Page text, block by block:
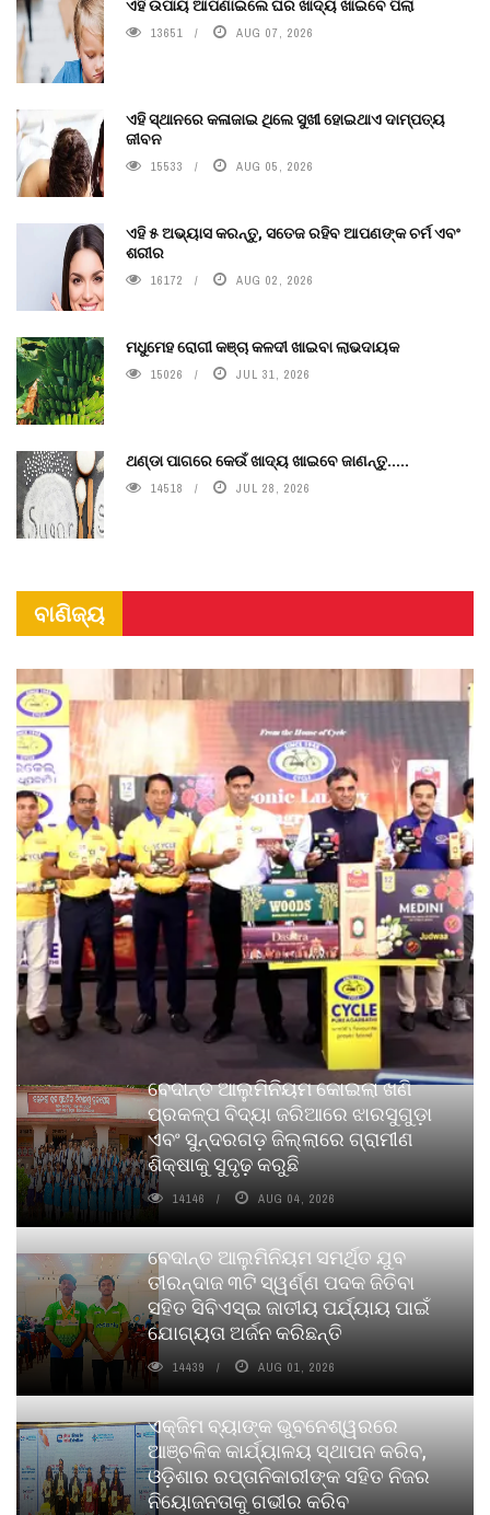
ଏହି ଉପାୟ ଆପଣାଇଲେ ଘର ଖାଦ୍ୟ ଖାଇବେ ପିଲା
13651 AUG 07, 2026
ଏହି ସ୍ଥାନରେ କଳାଜାଇ ଥିଲେ ସୁଖୀ ହୋଇଥାଏ ଦାମ୍ପତ୍ୟ
ଜୀବନ
15533 AUG 05, 2026
ଏହି ୫ ଅଭ୍ୟାସ କରନ୍ତୁ, ସତେଜ ରହିବ ଆପଣଙ୍କ ଚର୍ମ ଏବଂ
ଶରୀର
16172 AUG 02, 2026
ମଧୁମେହ ରୋଗୀ କଞ୍ଚା କଳଦୀ ଖାଇବା ଲାଭଦାୟକ
15026 JUL 31, 2026
ଥଣ୍ଡା ପାଗରେ କେଉଁ ଖାଦ୍ୟ ଖାଇବେ ଜାଣନ୍ତୁ.....
14518 JUL 28, 2026
ବାଣିଜ୍ୟ
ବେଦାନ୍ତ ଆଲୁମିନିୟମ କୋଇଲା ଖଣି
ପ୍ରକଳ୍ପ ବିଦ୍ୟା ଜରିଆରେ ଝାରସୁଗୁଡ଼ା
ଏବଂ ସୁନ୍ଦରଗଡ଼ ଜିଲ୍ଲାରେ ଗ୍ରାମୀଣ
ଶିକ୍ଷାକୁ ସୁଦୃଢ଼ କରୁଛି
14146 AUG 04, 2026
ବେଦାନ୍ତ ଆଲୁମିନିୟମ ସମର୍ଥିତ ଯୁବ
ତୀରନ୍ଦାଜ ୩ଟି ସ୍ୱର୍ଣ୍ଣ ପଦକ ଜିତିବା
ସହିତ ସିବିଏସ୍ଇ ଜାତୀୟ ପର୍ଯ୍ୟାୟ ପାଇଁ
ଯୋଗ୍ୟତା ଅର୍ଜନ କରିଛନ୍ତି
14439 AUG 01, 2026
ଏକ୍ଜିମ ବ୍ୟାଙ୍କ ଭୁବନେଶ୍ୱରରେ
ଆଞ୍ଚଳିକ କାର୍ଯ୍ୟାଳୟ ସ୍ଥାପନ କରିବ,
ଓଡ଼ିଶାର ରପ୍ତାନିକାରୀଙ୍କ ସହିତ ନିଜର
ନିୟୋଜନତାକୁ ଗଭୀର କରିବ